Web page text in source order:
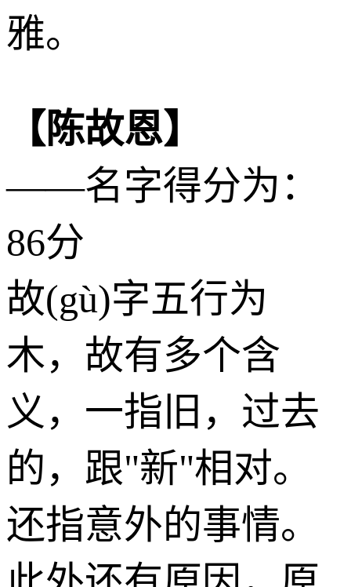
雅。
【陈故恩】
——名字得分为：
86分
故(gù)字五行为
木，故有多个含
义，一指旧，过去
的，跟"新"相对。
还指意外的事情。